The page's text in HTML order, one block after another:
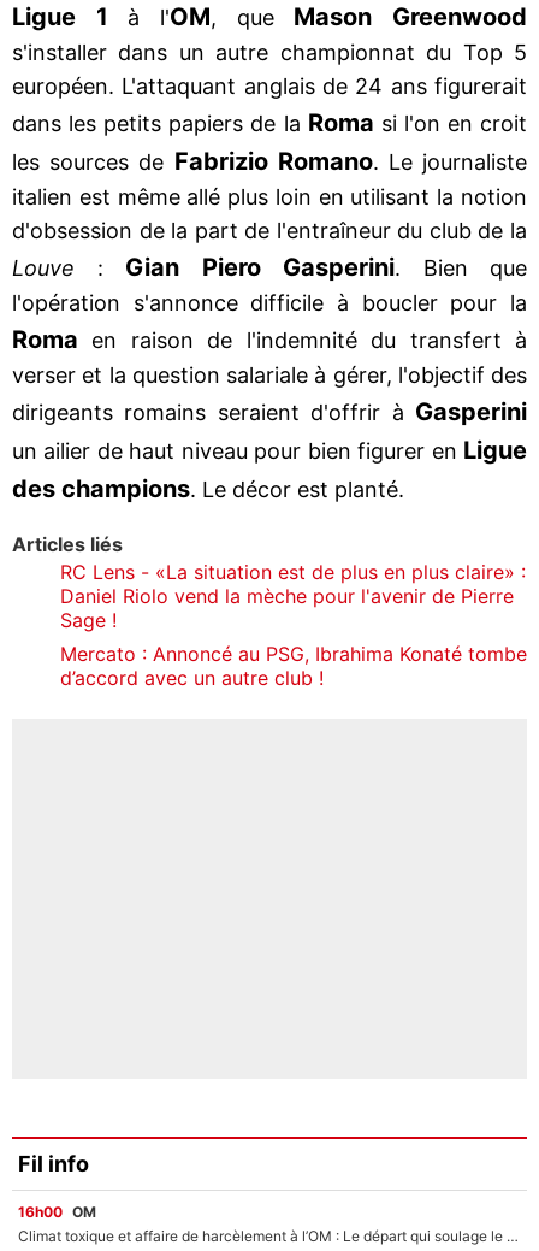
Ligue 1 à l'OM, que Mason Greenwood
s'installer dans un autre championnat du Top 5
européen. L'attaquant anglais de 24 ans figurerait
dans les petits papiers de la Roma si l'on en croit
les sources de Fabrizio Romano. Le journaliste
italien est même allé plus loin en utilisant la notion
d'obsession de la part de l'entraîneur du club de la
Louve : Gian Piero Gasperini. Bien que
l'opération s'annonce difficile à boucler pour la
Roma en raison de l'indemnité du transfert à
verser et la question salariale à gérer, l'objectif des
dirigeants romains seraient d'offrir à Gasperini
un ailier de haut niveau pour bien figurer en Ligue
des champions. Le décor est planté.
Articles liés
RC Lens - «La situation est de plus en plus claire» :
Daniel Riolo vend la mèche pour l'avenir de Pierre
Sage !
Mercato : Annoncé au PSG, Ibrahima Konaté tombe
d’accord avec un autre club !
Fil info
16h00 OM
Climat toxique et affaire de harcèlement à l’OM : Le départ qui soulage le vestiaire de Bruno Genesio